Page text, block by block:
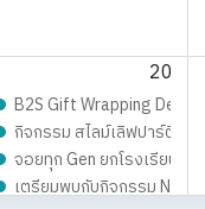
20
อบความสุข สนุกจอยทุกเจน
2026 LIVE Playful:
B2S Gift Wrapping
จรผ้าผืนงาม ด้วยจักรเย็บผ้า
กิจกรรม สไลม์เลิฟปาร์ตี้ ปั้น
PARTY By Elmer’s
ดมุ้งมิ้ง - Magical SLIME
จอยทุก Gen ยกโรงเรียน
เตรียมพบกับกิจกรรม New